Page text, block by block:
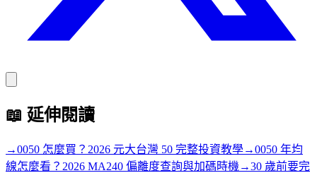
📖 延伸閱讀
→0050 怎麼買？2026 元大台灣 50 完整投資教學→0050 年均
線怎麼看？2026 MA240 偏離度查詢與加碼時機 →30 歲前要完